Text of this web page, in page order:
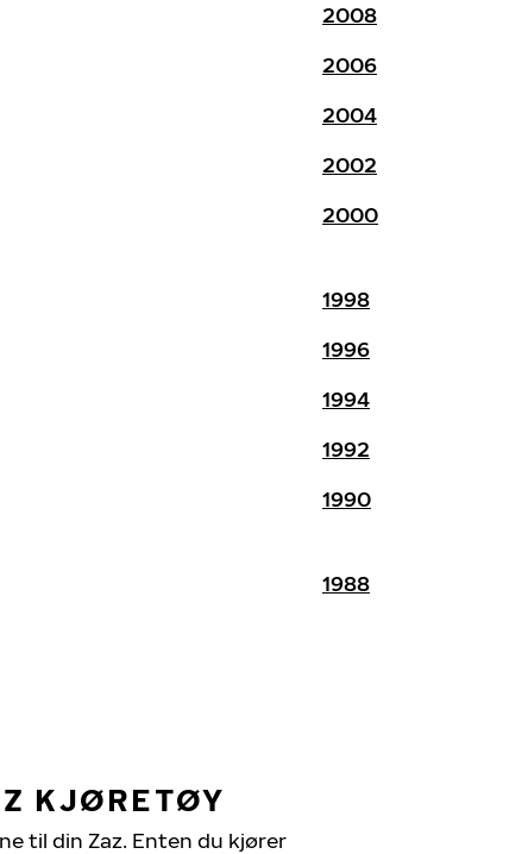
2008
2006
2004
2002
2000
1998
1996
1994
1992
1990
1988
KJØRETØY
til din Zaz. Enten du kjører